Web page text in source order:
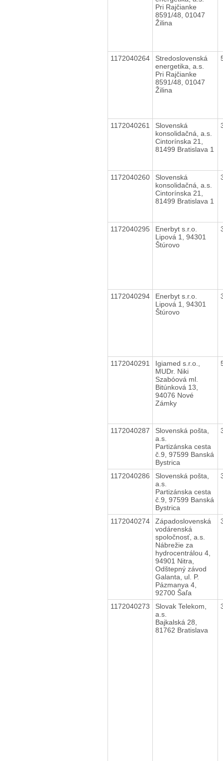
Pri Rajčianke
8591/48, 01047
Žilina
1172040264
Stredoslovenská
energetika, a.s.
Pri Rajčianke
8591/48, 01047
Žilina
1172040261
Slovenská
konsolidačná, a.s.
Cintorínska 21,
81499 Bratislava 1
1172040260
Slovenská
konsolidačná, a.s.
Cintorínska 21,
81499 Bratislava 1
1172040295
Enerbyt s.r.o.
Lipová 1, 94301
Štúrovo
1172040294
Enerbyt s.r.o.
Lipová 1, 94301
Štúrovo
1172040291
Igiamed s.r.o.,
MUDr. Niki
Szabóová ml.
Bitúnková 13,
94076 Nové
Zámky
1172040287
Slovenská pošta,
a.s.
Partizánska cesta
č.9, 97599 Banská
Bystrica
1172040286
Slovenská pošta,
a.s.
Partizánska cesta
č.9, 97599 Banská
Bystrica
1172040274
Západoslovenská
vodárenská
spoločnosť, a.s.
Nábrežie za
hydrocentrálou 4,
94901 Nitra,
Odštepný závod
Galanta, ul. P.
Pázmanya 4,
92700 Šaľa
1172040273
Slovak Telekom,
a.s.
Bajkalská 28,
81762 Bratislava